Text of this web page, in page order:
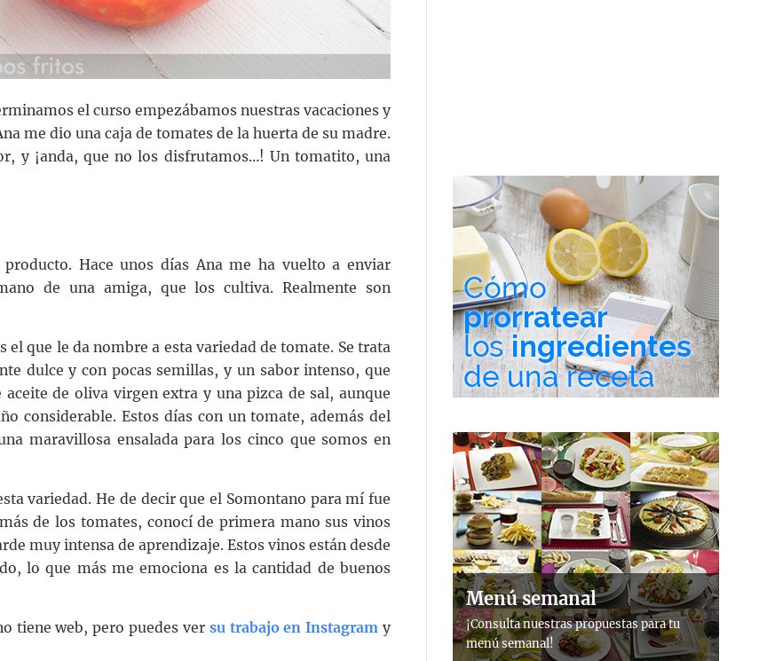
el curso empezábamos nuestras vacaciones y
me dio una caja de tomates de la huerta de su madre.
y ¡anda, que no los disfrutamos…! Un tomatito, una
Hace unos días Ana me ha vuelto a enviar
de una amiga, que los cultiva. Realmente son
que le da nombre a esta variedad de tomate. Se trata
dulce y con pocas semillas, y un sabor intenso, que
de oliva virgen extra y una pizca de sal, aunque
considerable. Estos días con un tomate, además del
maravillosa ensalada para los cinco que somos en
variedad. He de decir que el Somontano para mí fue
de los tomates, conocí de primera mano sus vinos
muy intensa de aprendizaje. Estos vinos están desde
lo que más me emociona es la cantidad de buenos
tiene web, pero puedes ver su trabajo en Instagram y
Menú semanal
¡Consulta nuestras propuestas para tu
menú semanal!